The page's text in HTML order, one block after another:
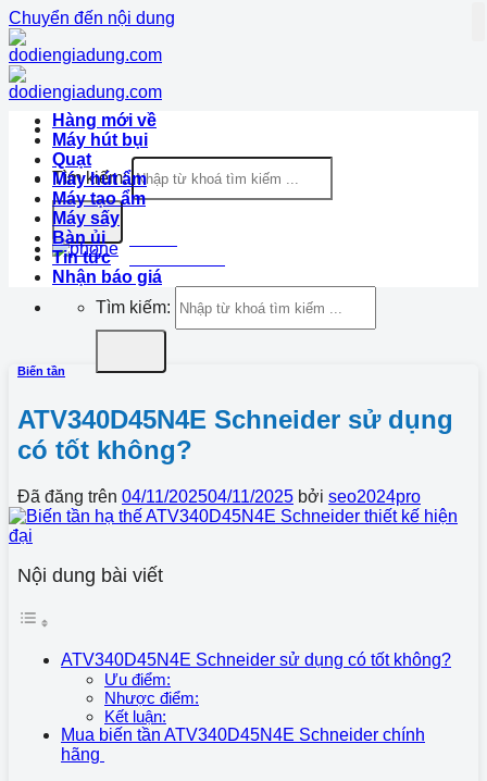
Chuyển đến nội dung
Tìm kiếm:
Tìm kiếm:
Hàng mới về
Máy hút bụi
Quạt
Máy hút ẩm
Máy tạo ẩm
Máy sấy
Bàn ủi
Tin tức
Nhận báo giá
Biến tần
ATV340D45N4E Schneider sử dụng
có tốt không?
Đã đăng trên 04/11/202504/11/2025 bởi seo2024pro
Nội dung bài viết
ATV340D45N4E Schneider sử dụng có tốt không?
Ưu điểm:
Nhược điểm:
Kết luận:
Mua biến tần ATV340D45N4E Schneider chính
hãng